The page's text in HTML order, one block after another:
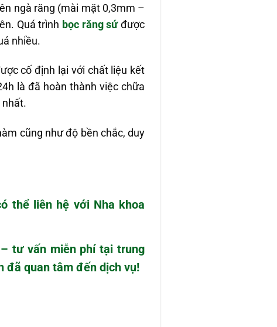
ngà răng (mài mặt 0,3mm –
Quá trình bọc răng sứđược
nhiều.
cố định lại với chất liệu kết
là đã hoàn thành việc chữa
nhất.
cũng như độ bền chắc, duy
thể liên hệ với Nha khoa
tư vấn miễn phí tại trung
đã quan tâm đến dịch vụ!